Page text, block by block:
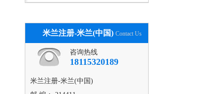
米兰注册-米兰(中国) Contact Us
咨询热线
18115320189
米兰注册-米兰(中国)